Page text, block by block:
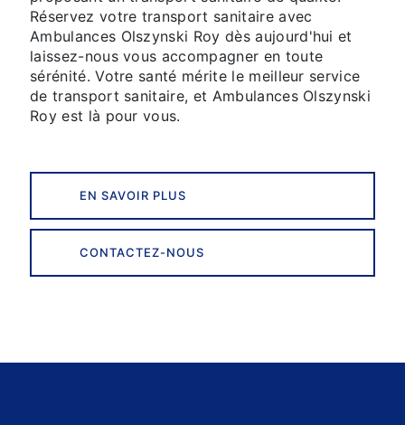
Réservez votre transport sanitaire avec
Ambulances Olszynski Roy dès aujourd'hui et
laissez-nous vous accompagner en toute
sérénité. Votre santé mérite le meilleur service
de transport sanitaire, et Ambulances Olszynski
Roy est là pour vous.
EN SAVOIR PLUS
CONTACTEZ-NOUS